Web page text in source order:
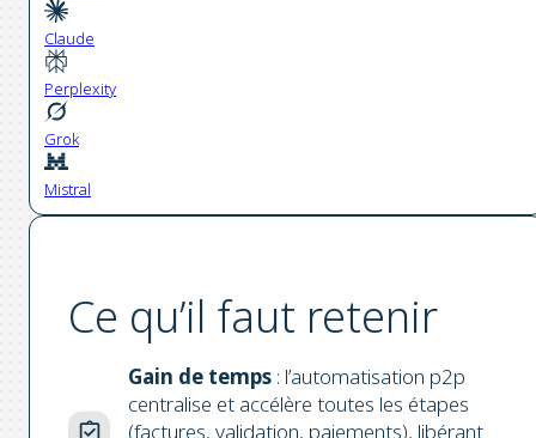
Claude
Perplexity
Grok
Mistral
Ce qu’il faut retenir
Gain de temps : l’automatisation p2p
centralise et accélère toutes les étapes
(factures, validation, paiements), libérant